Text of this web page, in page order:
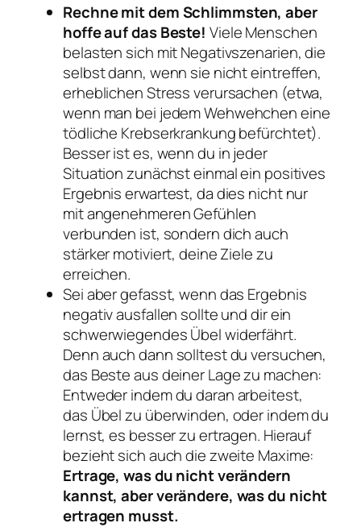
Rechnemit dem Schlimmsten, aber
hoffe auf das Beste! Viele Menschen
belasten sich mit Negativszenarien, die
selbst dann, wenn sie nicht eintreffen,
erheblichen Stress verursachen (etwa,
wenn man bei jedem Wehwehchen eine
tödliche Krebserkrankung befürchtet).
Besser ist es, wenn du in jeder
Situation zunächst einmal ein positives
Ergebnis erwartest, da dies nicht nur
mit angenehmeren Gefühlen
verbunden ist, sondern dich auch
stärker motiviert, deine Ziele zu
erreichen.
Sei aber gefasst, wenn das Ergebnis
negativ ausfallen sollte und dir ein
schwerwiegendes Übel widerfährt.
Denn auch dann solltest du versuchen,
das Beste aus deiner Lage zu machen:
Entweder indem du daran arbeitest,
das Übel zu überwinden, oder indem du
lernst, es besser zu ertragen. Hierauf
bezieht sich auch die zweite Maxime:
Ertrage, was du nicht verändern
kannst, aber verändere, was du nicht
ertragen musst.